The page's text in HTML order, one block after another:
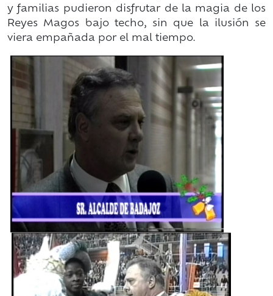
y familias pudieron disfrutar de la magia de los
Reyes Magos bajo techo, sin que la ilusión se
viera empañada por el mal tiempo.